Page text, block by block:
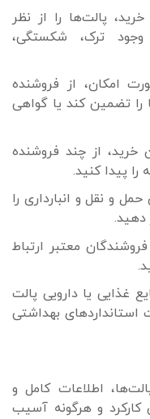
پالت‌ها را از نظر
ترک، شکستگی،
امکان، از فروشنده
تضمین کند یا گواهی
خرید، از چند فروشنده
پیدا کنید.
و نقل و انبارداری را
دهید.
معتبر ارتباط
غذایی یا دارویی پالت
استانداردهای بهداشتی
اطلاعات کامل و
کارکرد و هرگونه آسیب